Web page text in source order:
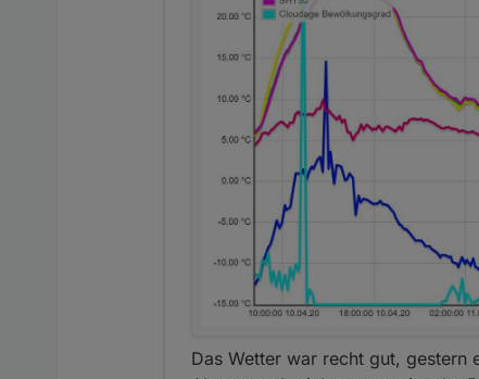
Das Wetter war recht gut, gestern